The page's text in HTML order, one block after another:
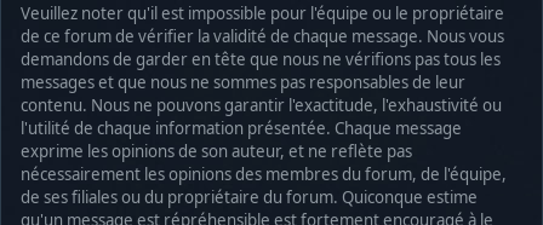
Veuillez noter qu'il est impossible pour l'équipe ou le propriétaire
de ce forum de vérifier la validité de chaque message. Nous vous
demandons de garder en tête que nous ne vérifions pas tous les
messages et que nous ne sommes pas responsables de leur
contenu. Nous ne pouvons garantir l'exactitude, l'exhaustivité ou
l'utilité de chaque information présentée. Chaque message
exprime les opinions de son auteur, et ne reflète pas
nécessairement les opinions des membres du forum, de l'équipe,
de ses filiales ou du propriétaire du forum. Quiconque estime
qu'un message est répréhensible est fortement encouragé à le